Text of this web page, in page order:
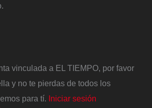
vinculada a EL TIEMPO, por favor
y no te pierdas de todos los
para tí. Iniciar sesión